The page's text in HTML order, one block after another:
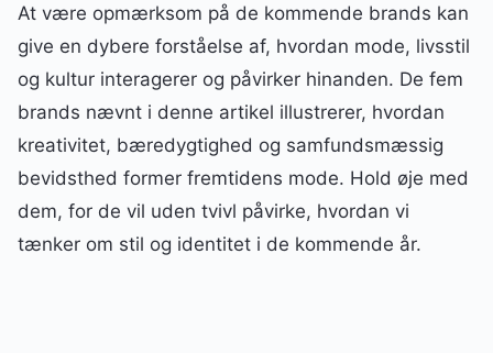
At være opmærksom på de kommende brands kan
give en dybere forståelse af, hvordan mode, livsstil
og kultur interagerer og påvirker hinanden. De fem
brands nævnt i denne artikel illustrerer, hvordan
kreativitet, bæredygtighed og samfundsmæssig
bevidsthed former fremtidens mode. Hold øje med
dem, for de vil uden tvivl påvirke, hvordan vi
tænker om stil og identitet i de kommende år.